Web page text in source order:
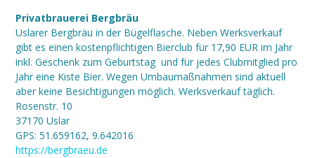
Privatbrauerei Bergbräu
Uslarer Bergbräu in der Bügelflasche. Neben Werksverkauf
gibt es einen kostenpflichtigen Bierclub für 17,90 EUR im Jahr
inkl. Geschenk zum Geburtstag und für jedes Clubmitglied pro
Jahr eine Kiste Bier. Wegen Umbaumaßnahmen sind aktuell
aber keine Besichtigungen möglich. Werksverkauf täglich.
Rosenstr. 10
37170 Uslar
GPS: 51.659162, 9.642016
https://bergbraeu.de